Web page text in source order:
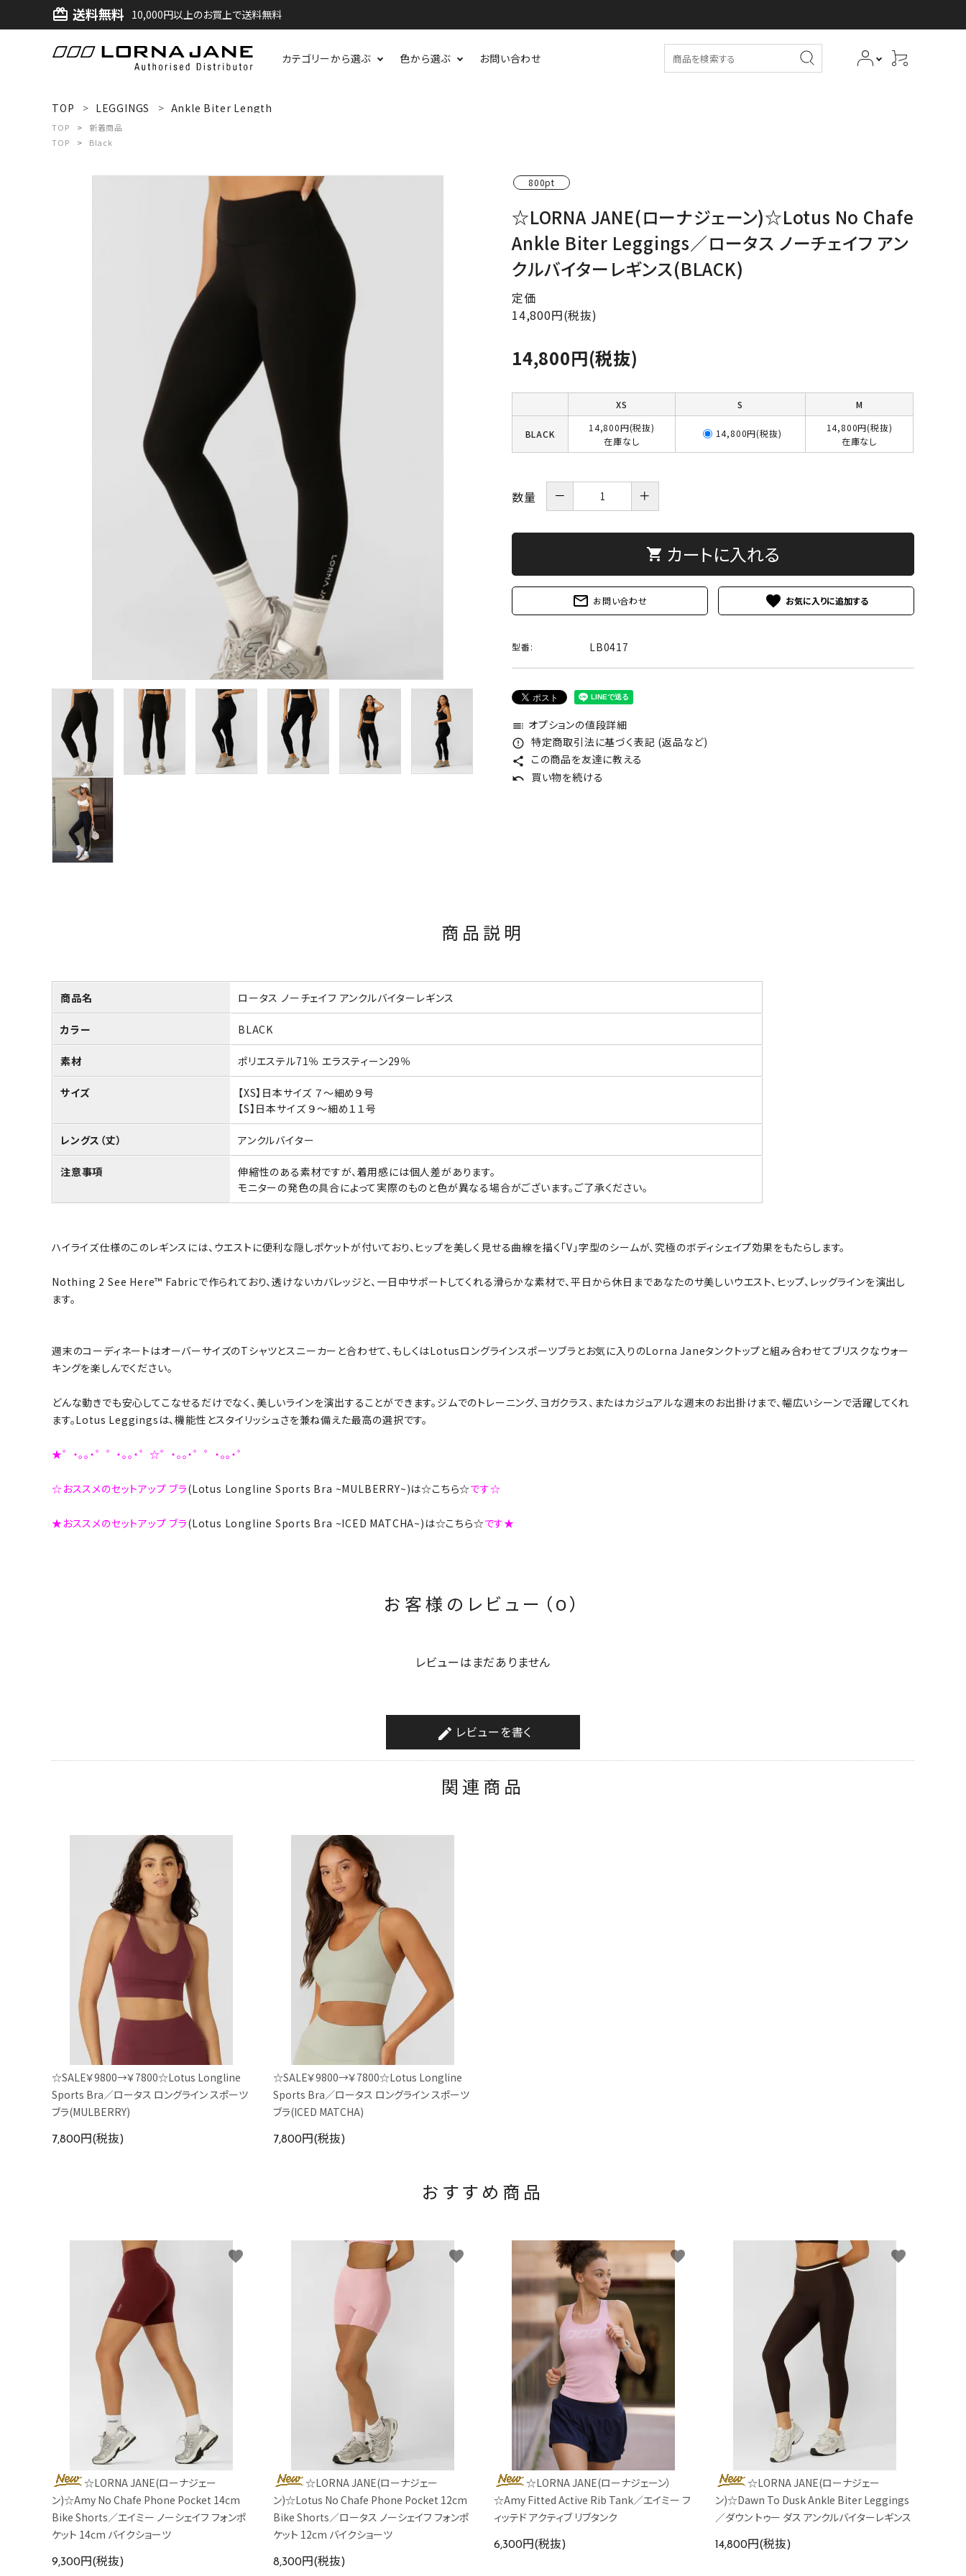
card_giftcard 送料無料 10,000円以上のお買上で送料無料
カテゴリーから選ぶ 色から選ぶ お問い合わせ
ACCOUNT MENU
ようこそ ゲスト 様
TOP LEGGINGS Ankle Biter Length
TOP
新着商品
TOP
Black
800pt
☆LORNA JANE(ローナジェーン)☆Lotus No Chafe
Ankle Biter Leggings／ロータス ノーチェイフ アン
クルバイターレギンス(BLACK)
定価
14,800円(税抜)
14,800円(税抜)
XS S M
BLACK
14,800円(税抜)
在庫なし
14,800円(税抜)
14,800円(税抜)
在庫なし
数量 － ＋
shopping_cart カートに入れる
mail_outline お問い合わせ favorite
型番: LB0417
toc オプションの値段詳細
error_outline 特定商取引法に基づく表記 (返品など)
share この商品を友達に教える
undo 買い物を続ける
商品説明
商品名 ロータス ノーチェイフ アンクルバイターレギンス
カラー BLACK
素材 ポリエステル71％ エラスティーン29％
サイズ
【XS】日本サイズ ７～細め９号
【S】日本サイズ ９～細め１１号
レングス（丈） アンクルバイター
注意事項
伸縮性のある素材ですが、着用感には個人差があります。
モニターの発色の具合によって実際のものと色が異なる場合がございます。ご了承ください。
ハイライズ仕様のこのレギンスには、ウエストに便利な隠しポケットが付いており、ヒップを美しく見せる曲線を描く「V」字型のシームが、究極のボディシェイプ効果をもたらします。
Nothing 2 See Here™ Fabricで作られており、透けないカバレッジと、一日中サポートしてくれる滑らかな素材で、平日から休日まであなたのサ美しいウエスト、ヒップ、レッグラインを演出し
ます。
週末のコーディネートはオーバーサイズのTシャツとスニーカーと合わせて、もしくはLotusロングラインスポーツブラとお気に入りのLorna Janeタンクトップと組み合わせてブリスクなウォー
キングを楽しんでください。
どんな動きでも安心してこなせるだけでなく、美しいラインを演出することができます。ジムでのトレーニング、ヨガクラス、またはカジュアルな週末のお出掛けまで、幅広いシーンで活躍してくれ
ます。Lotus Leggingsは、機能性とスタイリッシュさを兼ね備えた最高の選択です。
★゜・。。・゜゜・。。・゜☆゜・。。・゜゜・。。・゜
☆おススメのセットアップ ブラ(Lotus Longline Sports Bra ~MULBERRY~)は☆こちら☆です☆
★おススメのセットアップ ブラ(Lotus Longline Sports Bra ~ICED MATCHA~)は☆こちら☆です★
お客様のレビュー（0）
レビューはまだありません
create レビューを書く
関連商品
☆SALE￥9800→￥7800☆Lotus Longline
Sports Bra／ロータス ロングライン スポーツ
ブラ(MULBERRY)
7,800円(税抜)
☆SALE￥9800→￥7800☆Lotus Longline
Sports Bra／ロータス ロングライン スポーツ
ブラ(ICED MATCHA)
7,800円(税抜)
おすすめ商品
☆LORNA JANE(ローナジェー
ン)☆Amy No Chafe Phone Pocket 14cm
Bike Shorts／エイミー ノーシェイフ フォンポ
ケット 14cm バイクショーツ
9,300円(税抜)
favorite
☆LORNA JANE(ローナジェー
ン)☆Lotus No Chafe Phone Pocket 12cm
Bike Shorts／ロータス ノーシェイフ フォンポ
ケット 12cm バイクショーツ
8,300円(税抜)
favorite
☆LORNA JANE(ローナジェーン）
☆Amy Fitted Active Rib Tank／エイミー フ
ィッテド アクティブ リブタンク
6,300円(税抜)
favorite
☆LORNA JANE(ローナジェー
ン)☆Dawn To Dusk Ankle Biter Leggings
／ダウン トゥー ダス アンクルバイターレギンス
14,800円(税抜)
favorite